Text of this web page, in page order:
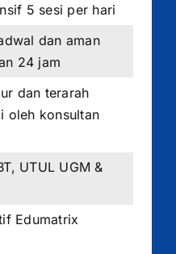
5 sesi per hari
dan aman
24 jam
dan terarah
oleh konsultan
UTUL UGM &
Edumatrix